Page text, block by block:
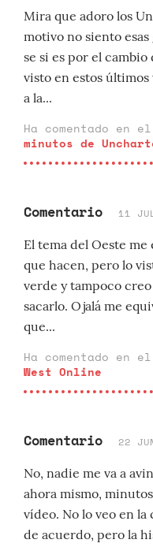
Mira que adoro los
motivo no siento
se si es por el
visto en estos últimos
a la...
Ha comentado en
minutos de
Comentario 11
El tema del Oeste
que hacen, pero lo
verde y tampoco
sacarlo. Ojalá me
que...
Ha comentado en
West Online
Comentario 22
No, nadie me va a
ahora mismo,
vídeo. No lo veo en la
de acuerdo, pero la